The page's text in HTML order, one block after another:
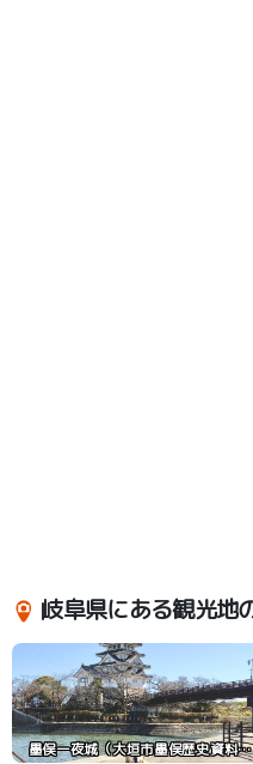
岐阜県にある観光地
墨俣一夜城（大垣市墨俣歴史資料館）